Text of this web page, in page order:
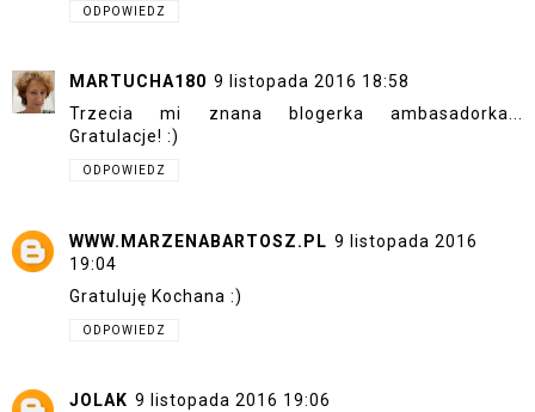
ODPOWIEDZ
MARTUCHA180 9 listopada 2016 18:58
Trzecia mi znana blogerka ambasadorka...
Gratulacje! :)
ODPOWIEDZ
WWW.MARZENABARTOSZ.PL 9 listopada 2016
19:04
Gratuluję Kochana :)
ODPOWIEDZ
JOLAK 9 listopada 2016 19:06